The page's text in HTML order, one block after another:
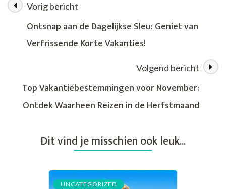
Berichtnavigatie
Vorig bericht
Ontsnap aan de Dagelijkse Sleu: Geniet van
Verfrissende Korte Vakanties!
Volgend bericht
Top Vakantiebestemmingen voor November:
Ontdek Waarheen Reizen in de Herfstmaand
Dit vind je misschien ook leuk...
UNCATEGORIZED